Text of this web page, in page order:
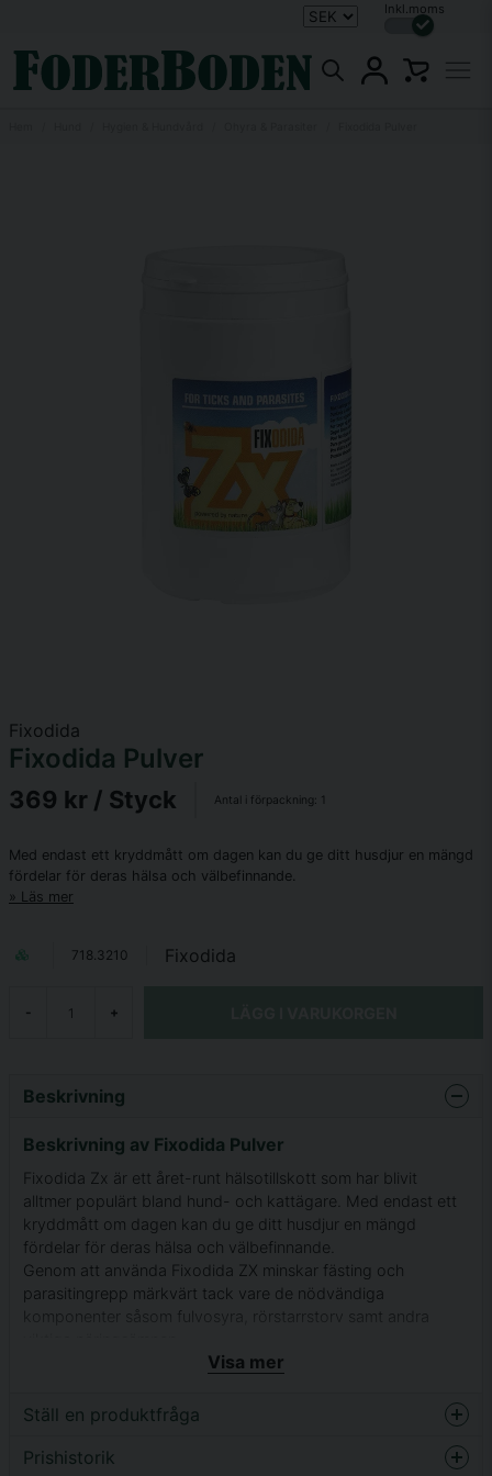
Inkl.moms
Fixodida
Fixodida Pulver
369 kr / Styck Antal i förpackning: 1
Med endast ett kryddmått om dagen kan du ge ditt husdjur en mängd
fördelar för deras hälsa och välbefinnande.
Läs mer
718.3210 Fixodida
- +
Beskrivning
Beskrivning av Fixodida Pulver
Fixodida Zx är ett året-runt hälsotillskott som har blivit
alltmer populärt bland hund- och kattägare. Med endast ett
kryddmått om dagen kan du ge ditt husdjur en mängd
fördelar för deras hälsa och välbefinnande.
Genom att använda Fixodida ZX minskar fästing och
parasitingrepp märkvärt tack vare de nödvändiga
komponenter såsom fulvosyra, rörstarrstorv samt andra
Produkten, som har sålt över 50 miljoner doseringar,
tillväxthormoner.
Ge ditt husdjur det bästa och inkludera Fixodida Zx i deras
Visa mer
Ställ en produktfråga
question
Prishistorik